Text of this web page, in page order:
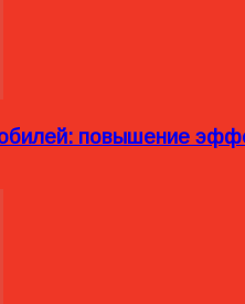
повышение